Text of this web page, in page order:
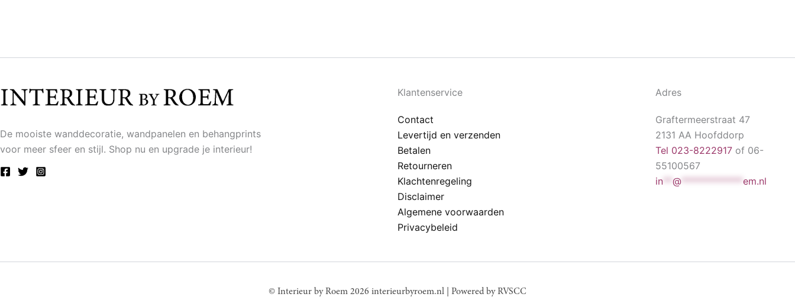
De mooiste wanddecoratie, wandpanelen en behangprints
voor meer sfeer en stijl. Shop nu en upgrade je interieur!
Klantenservice
Contact
Levertijd en verzenden
Betalen
Retourneren
Klachtenregeling
Disclaimer
Algemene voorwaarden
Privacybeleid
Adres
Graftermeerstraat 47
2131 AA Hoofddorp
Tel 023-8222917 of 06-
55100567
in ** @ ************* em.nl
© Interieur by Roem 2026 interieurbyroem.nl | Powered byRVSCC